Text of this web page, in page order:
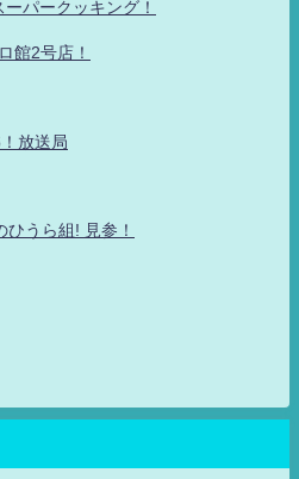
パークッキング！
館2号店！
放送局
うら組! 見参！